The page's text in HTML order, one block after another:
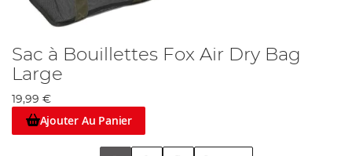
Sac à Bouillettes Fox Air Dry Bag
Large
19,99 €
Ajouter Au Panier